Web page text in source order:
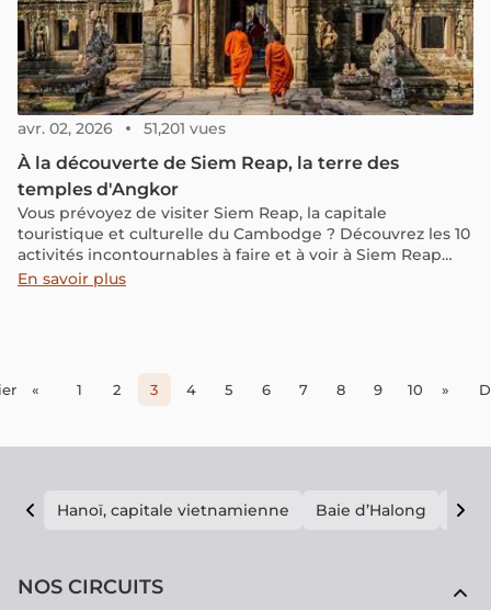
avr. 02, 2026 51,201 vues
À la découverte de Siem Reap, la terre des
temples d'Angkor
Vous prévoyez de visiter Siem Reap, la capitale
touristique et culturelle du Cambodge ? Découvrez les 10
activités incontournables à faire et à voir à Siem Reap
pour réussir votre voyage et vivre une expérience
En savoir plus
« 1 2 3 4 5 6 7 8 9 10 »
Hanoï, capitale vietnamienne Baie d’Halong E
NOS CIRCUITS